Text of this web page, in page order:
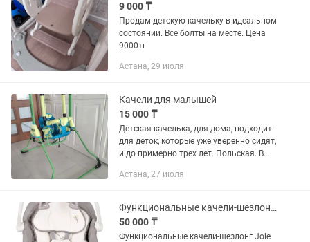
9 000 ₸
Продам детскую качельку в идеальном
состоянии. Все болты на месте. Цена
9000тг
Астана, 29 июля
Качели для малышей
15 000 ₸
Детская качелька, для дома, подходит
для деток, которые уже уверенно сидят,
и до примерно трех лет. Польская. В
снимаются для стирки.
Астана, 27 июля
Функциональные качели-шезлонг Joie Sansa 2 в 1
50 000 ₸
Функциональные качели-шезлонг Joie